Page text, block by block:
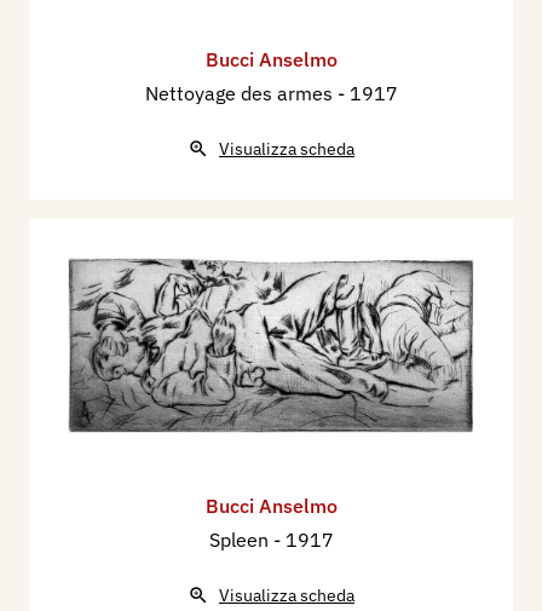
Bucci Anselmo
Nettoyage des armes - 1917
Visualizza scheda
Bucci Anselmo
Spleen - 1917
Visualizza scheda